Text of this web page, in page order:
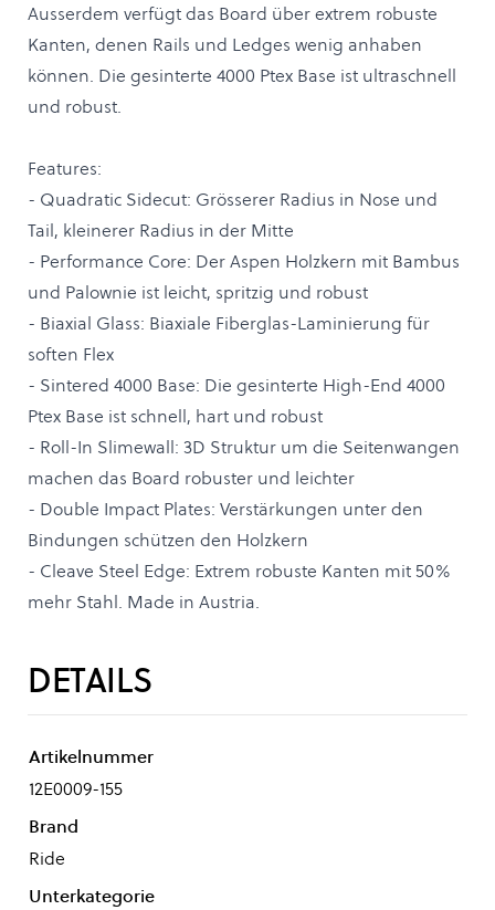
Ausserdem verfügt das Board über extrem robuste
Kanten, denen Rails und Ledges wenig anhaben
können. Die gesinterte 4000 Ptex Base ist ultraschnell
und robust.
Features:
- Quadratic Sidecut: Grösserer Radius in Nose und
Tail, kleinerer Radius in der Mitte
- Performance Core: Der Aspen Holzkern mit Bambus
und Palownie ist leicht, spritzig und robust
- Biaxial Glass: Biaxiale Fiberglas-Laminierung für
soften Flex
- Sintered 4000 Base: Die gesinterte High-End 4000
Ptex Base ist schnell, hart und robust
- Roll-In Slimewall: 3D Struktur um die Seitenwangen
machen das Board robuster und leichter
- Double Impact Plates: Verstärkungen unter den
Bindungen schützen den Holzkern
- Cleave Steel Edge: Extrem robuste Kanten mit 50%
mehr Stahl. Made in Austria.
DETAILS
Artikelnummer
12E0009-155
Brand
Ride
Unterkategorie